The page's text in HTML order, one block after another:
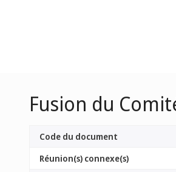
Fusion du
Code du document
Réunion(s) connexe(s)